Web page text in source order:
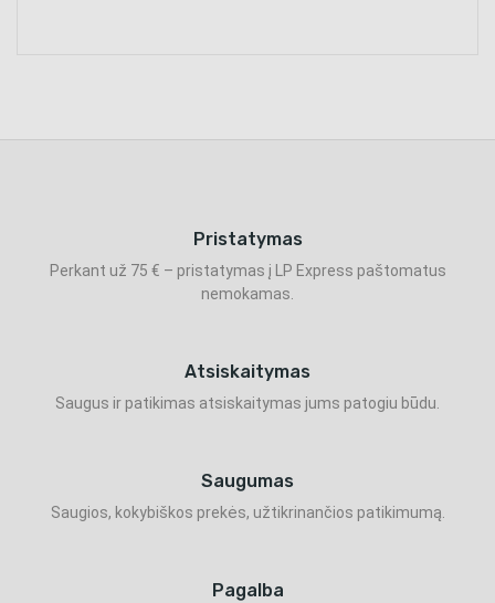
Pristatymas
Perkant už 75 € – pristatymas į LP Express paštomatus
nemokamas.
Atsiskaitymas
Saugus ir patikimas atsiskaitymas jums patogiu būdu.
Saugumas
Saugios, kokybiškos prekės, užtikrinančios patikimumą.
Pagalba